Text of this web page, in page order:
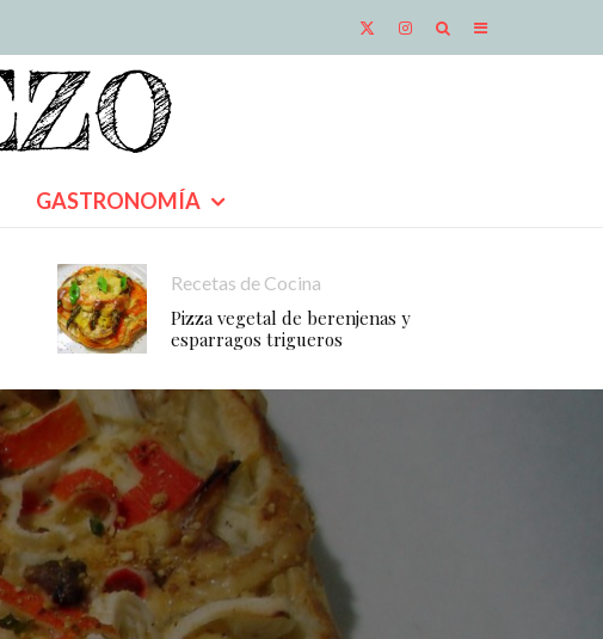
GASTRONOMÍA
Recetas de Cocina
Pizza vegetal de berenjenas y
esparragos trigueros